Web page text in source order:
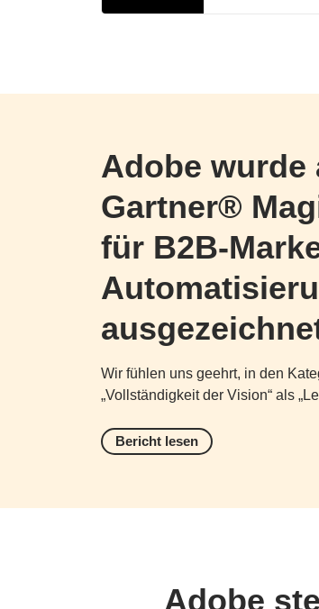
Adobe wurde
Gartner®
für B2B-
Wir fühlen uns geehrt, in den
„Vollständigkeit der Vision“ als
Bericht lesen
Adobe